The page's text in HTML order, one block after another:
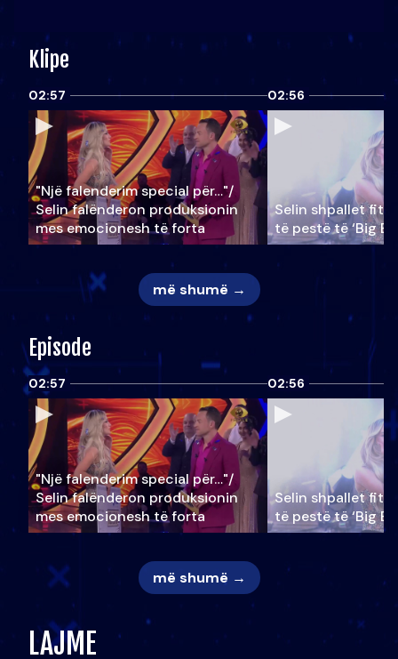
Klipe
02:57
"Një falenderim special për…"/
Selin falënderon produksionin
mes emocionesh të forta
02:56
Selin shpallet
të pestë të ‘Big
më shumë →
Episode
02:57
"Një falenderim special për…"/
Selin falënderon produksionin
mes emocionesh të forta
02:56
Selin shpallet
të pestë të ‘Big
më shumë →
LAJME